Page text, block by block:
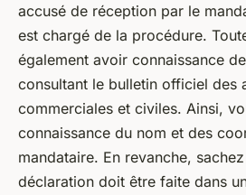
accusé de réception par le
est chargé de la procédure.
également avoir connaissance
consultant le bulletin officiel des
commerciales et civiles. Ainsi,
connaissance du nom et des
mandataire. En revanche,
déclaration doit être faite dans